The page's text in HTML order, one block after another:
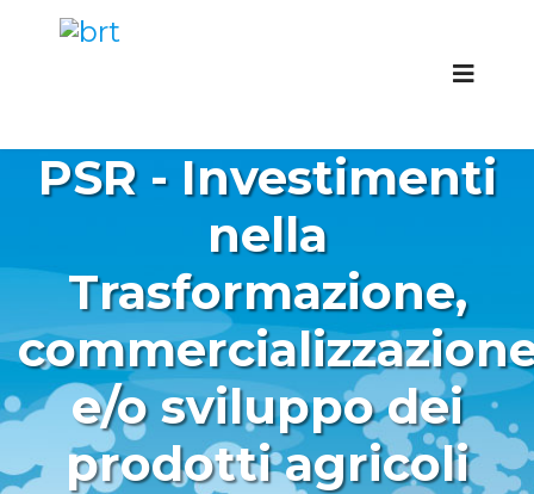
PSR - Investimenti
nella
Trasformazione,
e/o sviluppo dei
prodotti agricoli